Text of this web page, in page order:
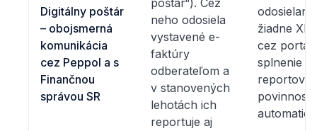
Digitálny poštár
– obojsmerná
komunikácia
cez Peppol a s
Finančnou
správou SR
poštár“). Cez
neho odosiela
vystavené e-
faktúry
odberateľom a
v stanovených
lehotách ich
reportuje aj
žiadne
cez portál
splnenie
povinnosti